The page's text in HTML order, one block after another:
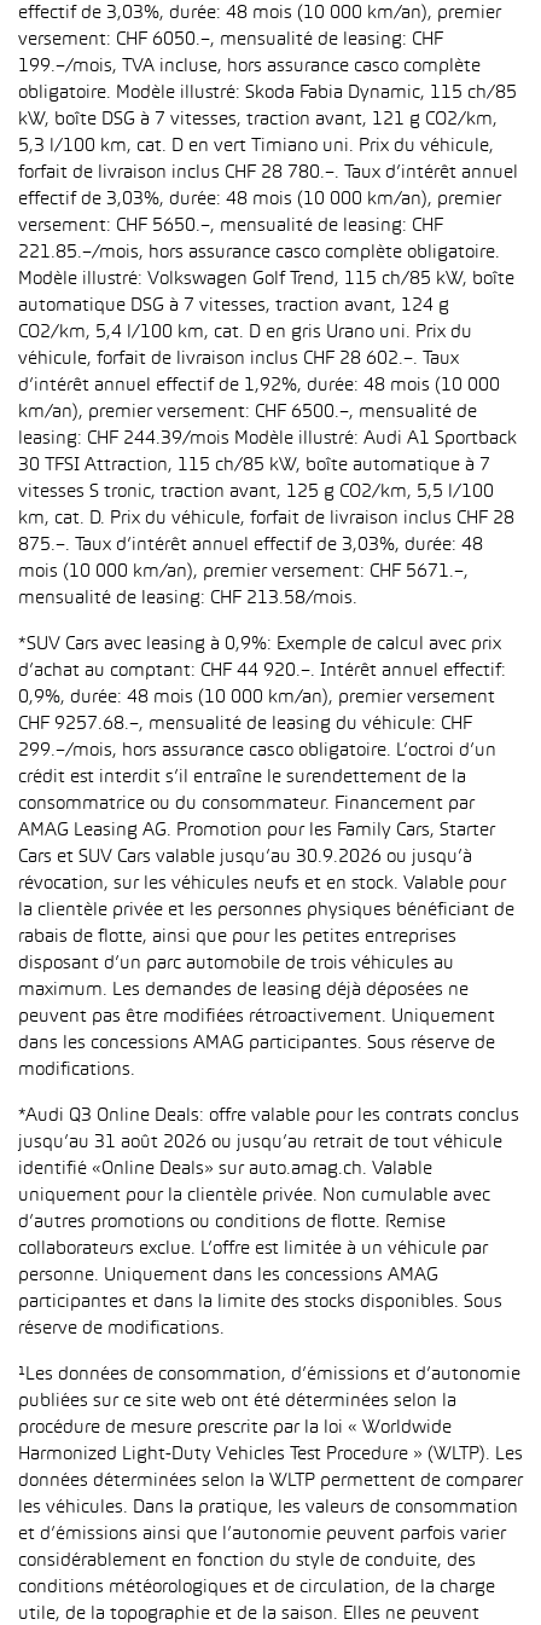
effectif de 3,03%, durée: 48 mois (10 000 km/an), premier
versement: CHF 6050.–, mensualité de leasing: CHF
199.–/mois, TVA incluse, hors assurance casco complète
obligatoire. Modèle illustré: Skoda Fabia Dynamic, 115 ch/85
kW, boîte DSG à 7 vitesses, traction avant, 121 g CO2/km,
5,3 l/100 km, cat. D en vert Timiano uni. Prix du véhicule,
forfait de livraison inclus CHF 28 780.–. Taux d’intérêt annuel
effectif de 3,03%, durée: 48 mois (10 000 km/an), premier
versement: CHF 5650.–, mensualité de leasing: CHF
221.85.–/mois, hors assurance casco complète obligatoire.
Modèle illustré: Volkswagen Golf Trend, 115 ch/85 kW, boîte
automatique DSG à 7 vitesses, traction avant, 124 g
CO2/km, 5,4 l/100 km, cat. D en gris Urano uni. Prix du
véhicule, forfait de livraison inclus CHF 28 602.–. Taux
d’intérêt annuel effectif de 1,92%, durée: 48 mois (10 000
km/an), premier versement: CHF 6500.–, mensualité de
leasing: CHF 244.39/mois Modèle illustré: Audi A1 Sportback
30 TFSI Attraction, 115 ch/85 kW, boîte automatique à 7
vitesses S tronic, traction avant, 125 g CO2/km, 5,5 l/100
km, cat. D. Prix du véhicule, forfait de livraison inclus CHF 28
875.–. Taux d’intérêt annuel effectif de 3,03%, durée: 48
mois (10 000 km/an), premier versement: CHF 5671.–,
mensualité de leasing: CHF 213.58/mois.
*SUV Cars avec leasing à 0,9%: Exemple de calcul avec prix
d’achat au comptant: CHF 44 920.–. Intérêt annuel effectif:
0,9%, durée: 48 mois (10 000 km/an), premier versement
CHF 9257.68.–, mensualité de leasing du véhicule: CHF
299.–/mois, hors assurance casco obligatoire. L’octroi d’un
crédit est interdit s’il entraîne le surendettement de la
consommatrice ou du consommateur. Financement par
AMAG Leasing AG. Promotion pour les Family Cars, Starter
Cars et SUV Cars valable jusqu’au 30.9.2026 ou jusqu’à
révocation, sur les véhicules neufs et en stock. Valable pour
la clientèle privée et les personnes physiques bénéficiant de
rabais de flotte, ainsi que pour les petites entreprises
disposant d’un parc automobile de trois véhicules au
maximum. Les demandes de leasing déjà déposées ne
peuvent pas être modifiées rétroactivement. Uniquement
dans les concessions AMAG participantes. Sous réserve de
modifications.
*Audi Q3 Online Deals: offre valable pour les contrats conclus
jusqu’au 31 août 2026 ou jusqu’au retrait de tout véhicule
identifié «Online Deals» sur auto.amag.ch. Valable
uniquement pour la clientèle privée. Non cumulable avec
d’autres promotions ou conditions de flotte. Remise
collaborateurs exclue. L’offre est limitée à un véhicule par
personne. Uniquement dans les concessions AMAG
participantes et dans la limite des stocks disponibles. Sous
réserve de modifications.
¹Les données de consommation, d’émissions et d’autonomie
publiées sur ce site web ont été déterminées selon la
procédure de mesure prescrite par la loi « Worldwide
Harmonized Light-Duty Vehicles Test Procedure » (WLTP). Les
données déterminées selon la WLTP permettent de comparer
les véhicules. Dans la pratique, les valeurs de consommation
et d’émissions ainsi que l’autonomie peuvent parfois varier
considérablement en fonction du style de conduite, des
conditions météorologiques et de circulation, de la charge
utile, de la topographie et de la saison. Elles ne peuvent